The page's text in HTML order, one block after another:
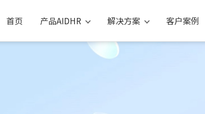
首页 产品AIDHR 解决方案 客户案例